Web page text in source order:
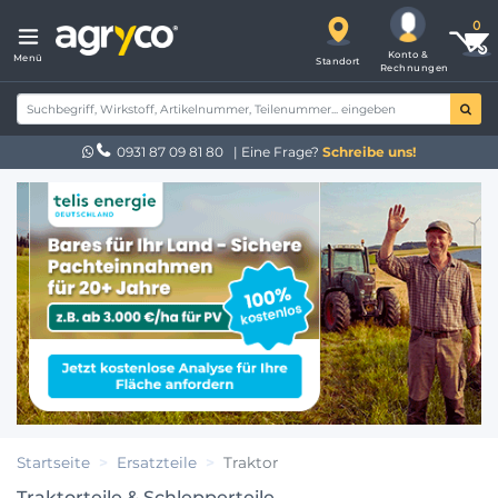
Menü Standort
Konto &
Rechnungen
0931 87 09 81 80 | Eine Frage? Schreibe uns!
Startseite Ersatzteile Traktor